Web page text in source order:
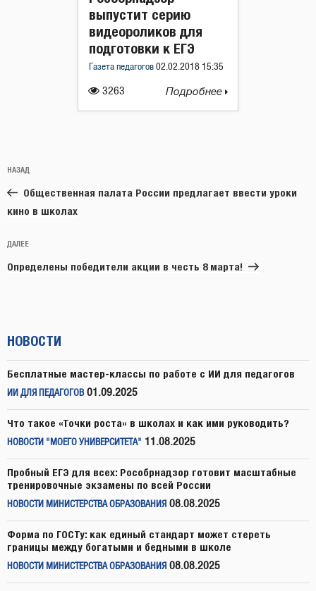
3263
выпустит серию
видеороликов для
подготовки к ЕГЭ
Газета педагогов 02.02.2018 15:35
Подробнее
по
записям
Предыдущая
запись:
НАЗАД
Общественная палата России предлагает ввести уроки
кино в школах
Следующая
запись
ДАЛЕЕ
Определены победители акции в честь 8 марта!
НОВОСТИ
Бесплатные мастер-классы по работе с ИИ для педагогов
ИИ ДЛЯ ПЕДАГОГОВ 01.09.2025
Что такое «Точки роста» в школах и как ими руководить?
НОВОСТИ "МОЕГО УНИВЕРСИТЕТА" 11.08.2025
Пробный ЕГЭ для всех: Рособрнадзор готовит масштабные
тренировочные экзамены по всей России
НОВОСТИ МИНИСТЕРСТВА ОБРАЗОВАНИЯ 08.08.2025
Форма по ГОСТу: как единый стандарт может стереть
границы между богатыми и бедными в школе
НОВОСТИ МИНИСТЕРСТВА ОБРАЗОВАНИЯ 08.08.2025